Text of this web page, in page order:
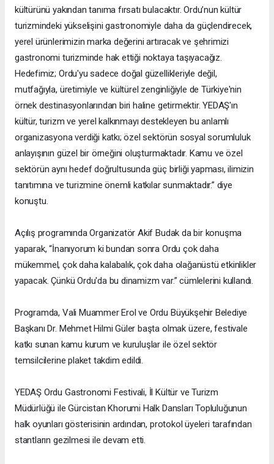
kültürünü yakından tanıma fırsatı bulacaktır. Ordu’nun kültür
turizmindeki yükselişini gastronomiyle daha da güçlendirecek,
yerel ürünlerimizin marka değerini artıracak ve şehrimizi
gastronomi turizminde hak ettiği noktaya taşıyacağız.
Hedefimiz; Ordu'yu sadece doğal güzellikleriyle değil,
mutfağıyla, üretimiyle ve kültürel zenginliğiyle de Türkiye'nin
örnek destinasyonlarından biri haline getirmektir. YEDAŞ'ın
kültür, turizm ve yerel kalkınmayı destekleyen bu anlamlı
organizasyona verdiği katkı; özel sektörün sosyal sorumluluk
anlayışının güzel bir örneğini oluşturmaktadır. Kamu ve özel
sektörün aynı hedef doğrultusunda güç birliği yapması, ilimizin
tanıtımına ve turizmine önemli katkılar sunmaktadır.” diye
konuştu.
Açılış programında Organizatör Akif Budak da bir konuşma
yaparak, “İnanıyorum ki bundan sonra Ordu çok daha
mükemmel, çok daha kalabalık, çok daha olağanüstü etkinlikler
yapacak. Çünkü Ordu'da bu dinamizm var.” cümlelerini kullandı.
Programda, Vali Muammer Erol ve Ordu Büyükşehir Belediye
Başkanı Dr. Mehmet Hilmi Güler başta olmak üzere, festivale
katkı sunan kamu kurum ve kuruluşlar ile özel sektör
temsilcilerine plaket takdim edildi.
YEDAŞ Ordu Gastronomi Festivali, İl Kültür ve Turizm
Müdürlüğü ile Gürcistan Khorumi Halk Dansları Topluluğunun
halk oyunları gösterisinin ardından, protokol üyeleri tarafından
stantların gezilmesi ile devam etti.